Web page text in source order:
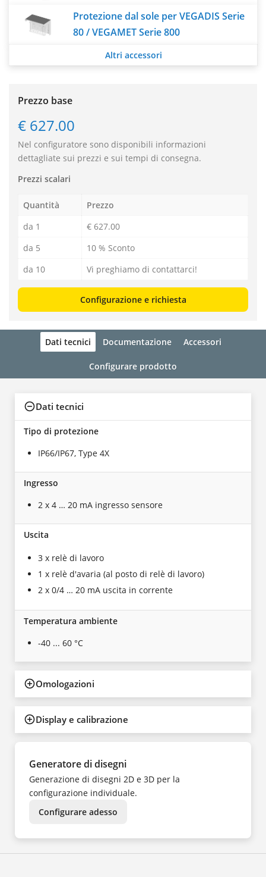
Protezione dal sole per VEGADIS Serie
80 / VEGAMET Serie 800
Altri accessori
Prezzo base
€ 627.00
Nel configuratore sono disponibili informazioni
dettagliate sui prezzi e sui tempi di consegna.
Prezzi scalari
Quantità
Prezzo
da 1
€ 627.00
da 5
10 % Sconto
da 10
Vi preghiamo di contattarci!
Configurazione e richiesta
Dati tecnici Documentazione Accessori
Configurare prodotto
Dati tecnici
Tipo di protezione
IP66/IP67, Type 4X
Ingresso
2 x 4 … 20 mA ingresso sensore
Uscita
3 x relè di lavoro
1 x relè d'avaria (al posto di relè di lavoro)
2 x 0/4 … 20 mA uscita in corrente
Temperatura ambiente
-40 ... 60 °C
Omologazioni
Display e calibrazione
Generatore di disegni
Generazione di disegni 2D e 3D per la
configurazione individuale.
Configurare adesso